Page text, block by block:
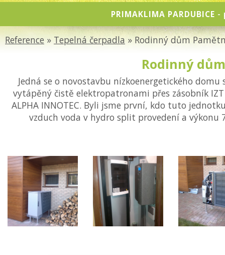
PRIMAKLIMA PARDUBICE -
Reference » Tepelná čerpadla» Rodinný dům
Rodinný
Jedná se o novostavbu nízkoenergetického
vytápěný čistě elektropatronami přes zásobník
ALPHA INNOTEC. Byli jsme první, kdo tuto
vzduch voda v hydro split provedení a výkonu